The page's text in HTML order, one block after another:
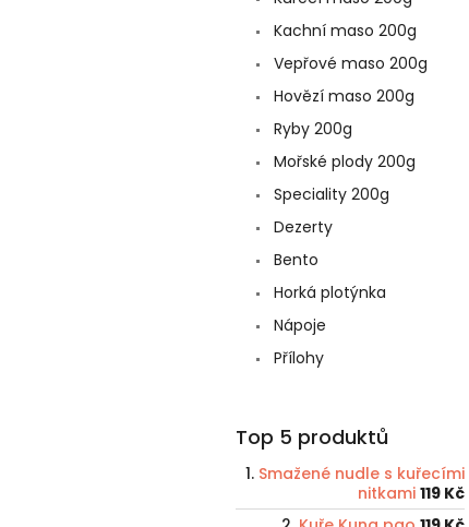
Kachní maso 200g
Vepřové maso 200g
Hovězí maso 200g
Ryby 200g
Mořské plody 200g
Speciality 200g
Dezerty
Bento
Horká plotýnka
Nápoje
Přílohy
Top 5 produktů
Smažené nudle s kuřecími
nitkami 119 Kč